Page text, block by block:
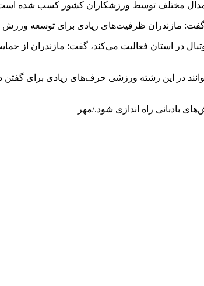
گفت: مازندران ظرفیت‌های زیادی برای توسعه ورزش
در استان فعالیت می‌کند، گفت: مازندران از
در این رشته ورزشی حرف‌های زیادی برای گفتن